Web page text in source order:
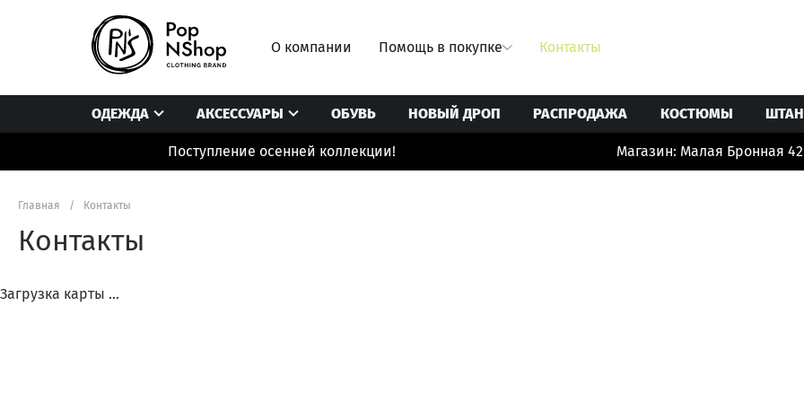
О компании Помощь в покупке Контакты
ОДЕЖДА
Блузы/рубашки
Верхняя одежда
Комбинезоны
Свитеры/Кардиганы
Юбки
АКСЕССУАРЫ
Головные уборы/платки
Ремни
ОБУВЬ НОВЫЙ ДРОП РАСПРОДАЖА КОСТЮМЫ
Поступление осенней коллекции! Магазин: Малая Бронная 42/14
Главная / Контакты
Контакты
Загрузка карты ...